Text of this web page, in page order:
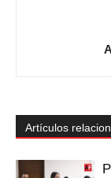
Artículos